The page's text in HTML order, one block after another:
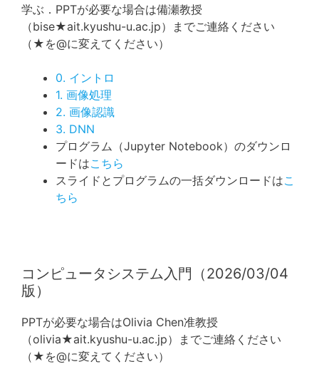
学ぶ．PPTが必要な場合は備瀬教授
（bise★ait.kyushu-u.ac.jp）までご連絡ください
（★を@に変えてください）
0. イントロ
1. 画像処理
2. 画像認識
3. DNN
プログラム（Jupyter Notebook）のダウンロ
ードはこちら
スライドとプログラムの一括ダウンロードはこ
ちら
コンピュータシステム入門（2026/03/04
版）
PPTが必要な場合はOlivia Chen准教授
（olivia★ait.kyushu-u.ac.jp）までご連絡ください
（★を@に変えてください）